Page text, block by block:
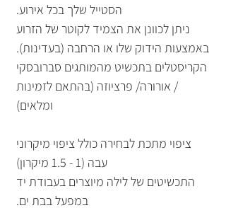
הסטייל שלך בכל אירוע.
ניתן לכוונן את הצמיד לקוטר של הזרוע
באמצעות הידוק שלו או הרחבה (בעדינות).
הקריסטלים בתכשיט מהמותגים סברובסקי
/ אורורה/ פרציוזה (בהתאם לזמינות
ומלאים)
ציפוי מתכת לבחירה כולל ציפוי מיקרוני
עבה (1 - 1.5 מיקרון)
התכשיטים של לילה מיוצרים בעבודת יד
במפעל בבת ים.